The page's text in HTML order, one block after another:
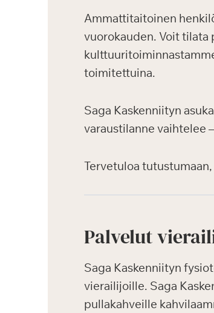
Ammattitaitoinen
vuorokauden. Voit tilata
toimitettuina.
Saga Kaskenniityn
varaustilanne vaihtelee
Tervetuloa
Palvelut
Saga Kaskenniityn
vierailijoille. Saga
pullakahveille